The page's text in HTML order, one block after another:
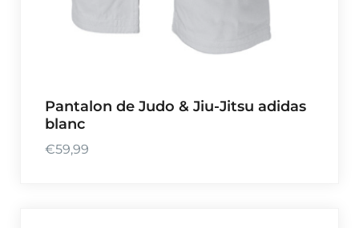
Pantalon de Judo & Jiu-Jitsu adidas
blanc
€59,99